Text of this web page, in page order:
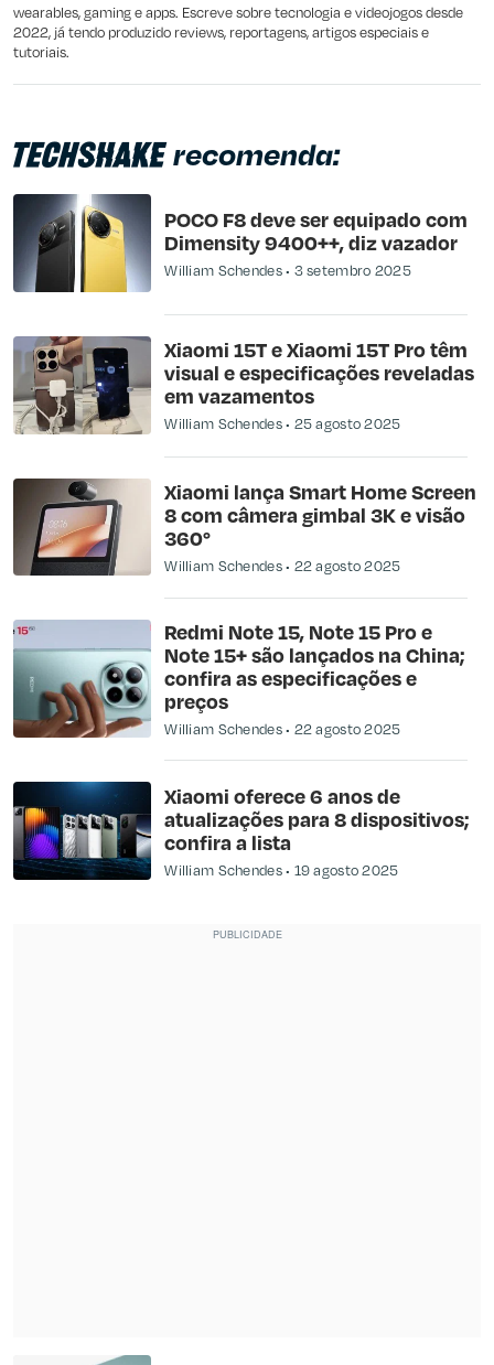
wearables, gaming e apps. Escreve sobre tecnologia e videojogos desde
2022, já tendo produzido reviews, reportagens, artigos especiais e
tutoriais.
recomenda:
POCO F8 deve ser equipado com
Dimensity 9400++, diz vazador
William Schendes 3 setembro 2025
Xiaomi 15T e Xiaomi 15T Pro têm
visual e especificações reveladas
em vazamentos
William Schendes 25 agosto 2025
Xiaomi lança Smart Home Screen
8 com câmera gimbal 3K e visão
360°
William Schendes 22 agosto 2025
Redmi Note 15, Note 15 Pro e
Note 15+ são lançados na China;
confira as especificações e
preços
William Schendes 22 agosto 2025
Xiaomi oferece 6 anos de
atualizações para 8 dispositivos;
confira a lista
William Schendes 19 agosto 2025